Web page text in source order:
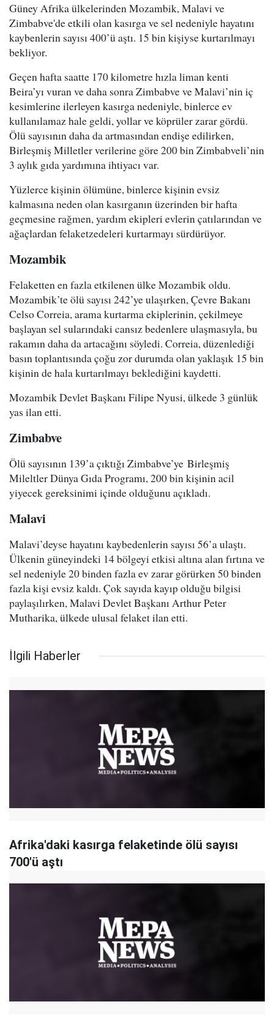
Güney Afrika ülkelerinden Mozambik, Malavi ve
Zimbabve'de etkili olan kasırga ve sel nedeniyle hayatını
kaybenlerin sayısı 400’ü aştı. 15 bin kişiyse kurtarılmayı
bekliyor.
Geçen hafta saatte 170 kilometre hızla liman kenti
Beira’yı vuran ve daha sonra Zimbabve ve Malavi’nin iç
kesimlerine ilerleyen kasırga nedeniyle, binlerce ev
kullanılamaz hale geldi, yollar ve köprüler zarar gördü.
Ölü sayısının daha da artmasından endişe edilirken,
Birleşmiş Milletler verilerine göre 200 bin Zimbabveli’nin
3 aylık gıda yardımına ihtiyacı var.
Yüzlerce kişinin ölümüne, binlerce kişinin evsiz
kalmasına neden olan kasırganın üzerinden bir hafta
geçmesine rağmen, yardım ekipleri evlerin çatılarından ve
ağaçlardan felaketzedeleri kurtarmayı sürdürüyor.
Mozambik
Felaketten en fazla etkilenen ülke Mozambik oldu.
Mozambik’te ölü sayısı 242’ye ulaşırken, Çevre Bakanı
Celso Correia, arama kurtarma ekiplerinin, çekilmeye
başlayan sel sularındaki cansız bedenlere ulaşmasıyla, bu
rakamın daha da artacağını söyledi. Correia, düzenlediği
basın toplantısında çoğu zor durumda olan yaklaşık 15 bin
kişinin de hala kurtarılmayı beklediğini kaydetti.
Mozambik Devlet Başkanı Filipe Nyusi, ülkede 3 günlük
yas ilan etti.
Zimbabve
Ölü sayısının 139’a çıktığı Zimbabve’ye Birleşmiş
Mileltler Dünya Gıda Programı, 200 bin kişinin acil
yiyecek gereksinimi içinde olduğunu açıkladı.
Malavi
Malavi’deyse hayatını kaybedenlerin sayısı 56’a ulaştı.
Ülkenin güneyindeki 14 bölgeyi etkisi altına alan fırtına ve
sel nedeniyle 20 binden fazla ev zarar görürken 50 binden
fazla kişi evsiz kaldı. Çok sayıda kayıp olduğu bilgisi
paylaşılırken, Malavi Devlet Başkanı Arthur Peter
Mutharika, ülkede ulusal felaket ilan etti.
İlgili Haberler
Afrika'daki kasırga felaketinde ölü sayısı
700'ü aştı